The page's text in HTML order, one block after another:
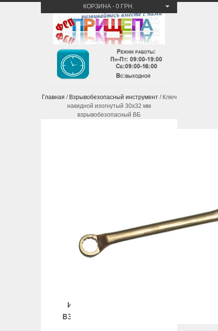
КОРЗИНА - 0 ГРН.
Главная / Взрывобезопасный инструмент/ Ключ
накидной изогнутый 30х32 мм
взрывобезопасный ВБ
изогнутый 30х32 мм
взрывобезопасный ВБ